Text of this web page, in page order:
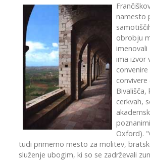
namesto
obrobju
imenovali
ima izvor
Bivališča,
cerkvah,
Oxford).
tudi primerno mesto za molitev,
služenje ubogim, ki so se zadrževali